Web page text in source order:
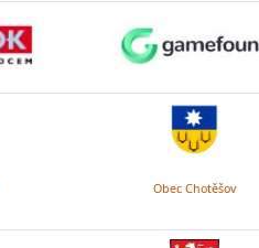
Obec Chotěšov